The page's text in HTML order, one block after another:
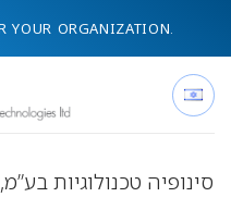
YOUR ORGANIZATION.
סינופיה טכנולוגיות